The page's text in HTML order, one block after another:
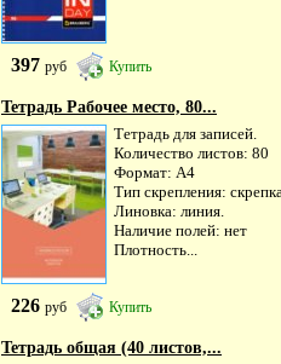
397 руб Купить
Тетрадь Рабочее место, 80...
Тетрадь для записей.
Количество листов: 80
Формат: A4
Тип скрепления:
Линовка: линия.
Наличие полей: нет
Плотность...
226 руб Купить
Тетрадь общая (40 листов,...